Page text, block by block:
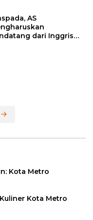
AS
dari Inggris
Kota Metro
Kota Metro